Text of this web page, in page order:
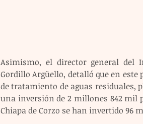
Asimismo, el director general del
Gordillo Argüello, detalló que en
de tratamiento de aguas residuales,
una inversión de 2 millones 842 mil
Chiapa de Corzo se han invertido 96